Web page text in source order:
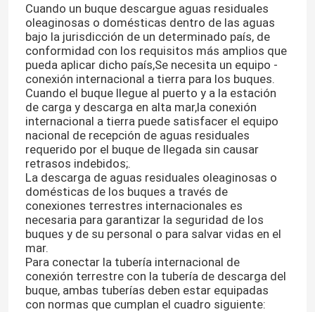
Cuando un buque descargue aguas residuales
oleaginosas o domésticas dentro de las aguas
bajo la jurisdicción de un determinado país, de
conformidad con los requisitos más amplios que
pueda aplicar dicho país,Se necesita un equipo -
conexión internacional a tierra para los buques.
Cuando el buque llegue al puerto y a la estación
de carga y descarga en alta mar,la conexión
internacional a tierra puede satisfacer el equipo
nacional de recepción de aguas residuales
requerido por el buque de llegada sin causar
retrasos indebidos;.
La descarga de aguas residuales oleaginosas o
domésticas de los buques a través de
conexiones terrestres internacionales es
necesaria para garantizar la seguridad de los
buques y de su personal o para salvar vidas en el
mar.
Para conectar la tubería internacional de
conexión terrestre con la tubería de descarga del
buque, ambas tuberías deben estar equipadas
con normas que cumplan el cuadro siguiente: